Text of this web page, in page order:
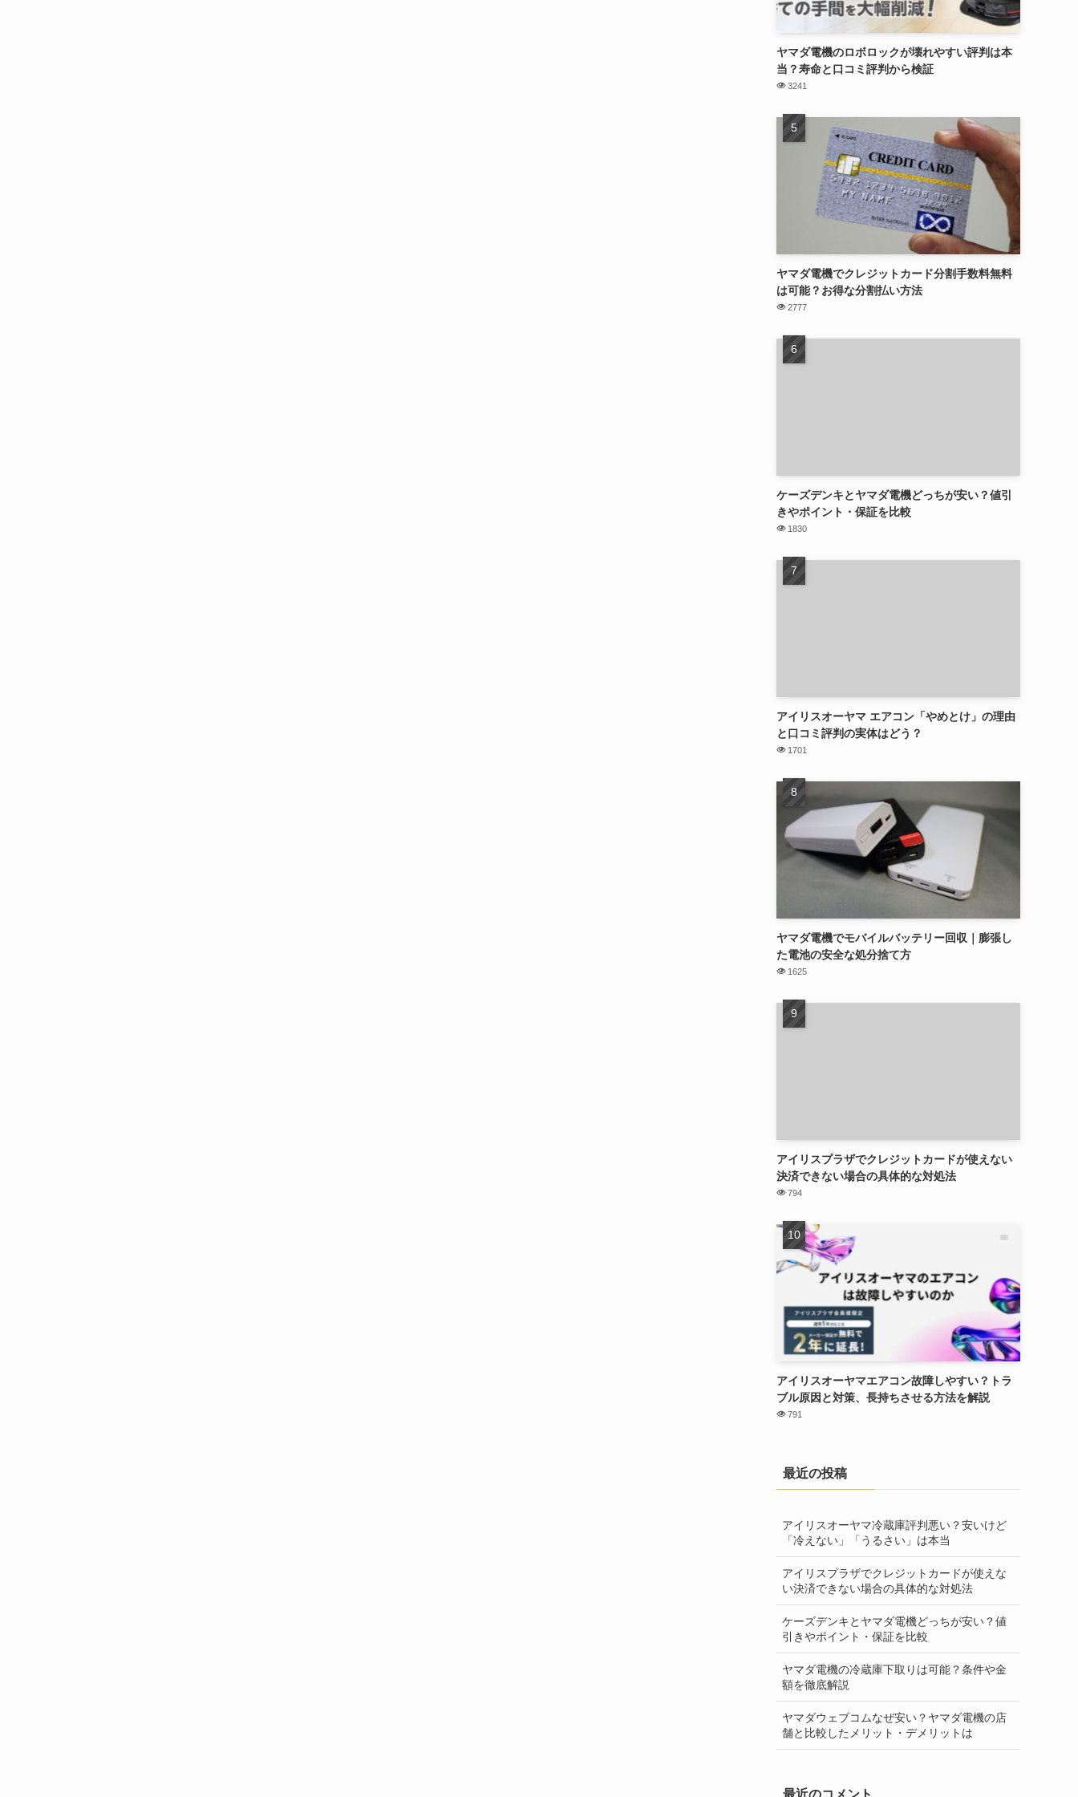
ヤマダ電機のロボロックが壊れやすい評判は本
当？寿命と口コミ評判から検証
3241
ヤマダ電機でクレジットカード分割手数料無料
は可能？お得な分割払い方法
2777
ケーズデンキとヤマダ電機どっちが安い？値引
きやポイント・保証を比較
1830
アイリスオーヤマ エアコン「やめとけ」の理由
と口コミ評判の実体はどう？
1701
ヤマダ電機でモバイルバッテリー回収｜膨張し
た電池の安全な処分捨て方
1625
アイリスプラザでクレジットカードが使えない
決済できない場合の具体的な対処法
794
アイリスオーヤマエアコン故障しやすい？トラ
ブル原因と対策、長持ちさせる方法を解説
791
最近の投稿
アイリスオーヤマ冷蔵庫評判悪い？安いけど
「冷えない」「うるさい」は本当
アイリスプラザでクレジットカードが使えな
い決済できない場合の具体的な対処法
ケーズデンキとヤマダ電機どっちが安い？値
引きやポイント・保証を比較
ヤマダ電機の冷蔵庫下取りは可能？条件や金
額を徹底解説
ヤマダウェブコムなぜ安い？ヤマダ電機の店
舗と比較したメリット・デメリットは
最近のコメント